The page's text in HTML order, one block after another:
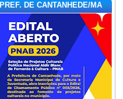
PREF. DE CANTANHEDE/MA